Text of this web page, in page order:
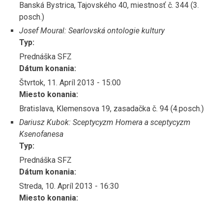
Banská Bystrica, Tajovského 40, miestnosť č. 344 (3.
posch.)
Josef Moural: Searlovská ontologie kultury
Typ:
Prednáška SFZ
Dátum konania:
Štvrtok, 11. Apríl 2013 - 15:00
Miesto konania:
Bratislava, Klemensova 19, zasadačka č. 94 (4.posch.)
Dariusz Kubok: Sceptycyzm Homera a sceptycyzm
Ksenofanesa
Typ:
Prednáška SFZ
Dátum konania:
Streda, 10. Apríl 2013 - 16:30
Miesto konania: